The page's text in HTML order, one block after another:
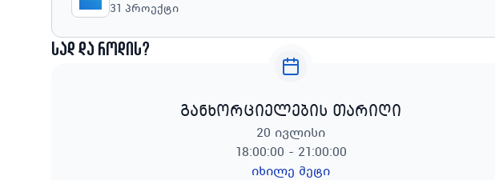
31 პროექტი
სად და როდის?
განხორციელების თარიღი
20 ივლისი
18:00:00 - 21:00:00
იხილე მეტი